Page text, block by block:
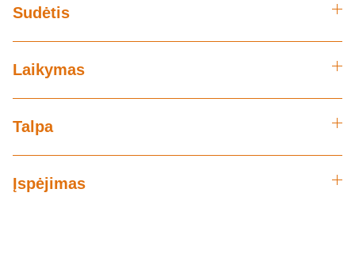
Sudėtis
Laikymas
Talpa
Įspėjimas